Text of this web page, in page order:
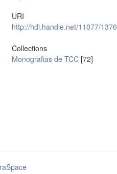
URI
http://hdl.handle.net/11077/1376
Collections
Monografias de TCC [72]